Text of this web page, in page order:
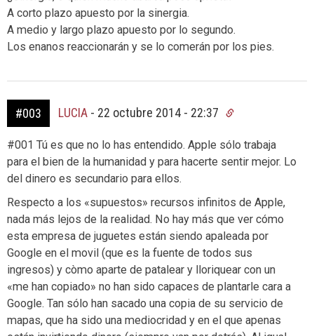
A corto plazo apuesto por la sinergia.
A medio y largo plazo apuesto por lo segundo.
Los enanos reaccionarán y se lo comerán por los pies.
#003 LUCIA - 22 octubre 2014 - 22:37
#001 Tú es que no lo has entendido. Apple sólo trabaja
para el bien de la humanidad y para hacerte sentir mejor. Lo
del dinero es secundario para ellos.
Respecto a los «supuestos» recursos infinitos de Apple,
nada más lejos de la realidad. No hay más que ver cómo
esta empresa de juguetes están siendo apaleada por
Google en el movil (que es la fuente de todos sus
ingresos) y còmo aparte de patalear y lloriquear con un
«me han copiado» no han sido capaces de plantarle cara a
Google. Tan sólo han sacado una copia de su servicio de
mapas, que ha sido una mediocridad y en el que apenas